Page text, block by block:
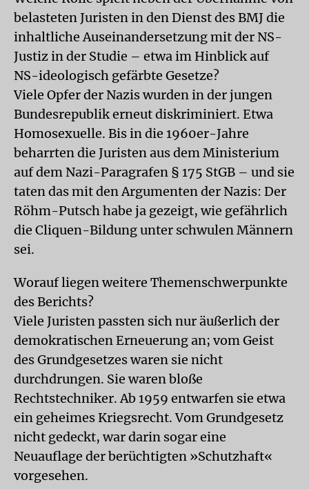
belasteten Juristen in den Dienst des BMJ die
inhaltliche Auseinandersetzung mit der NS-
Justiz in der Studie – etwa im Hinblick auf
NS-ideologisch gefärbte Gesetze?
Viele Opfer der Nazis wurden in der jungen
Bundesrepublik erneut diskriminiert. Etwa
Homosexuelle. Bis in die 1960er-Jahre
beharrten die Juristen aus dem Ministerium
auf dem Nazi-Paragrafen § 175 StGB – und sie
taten das mit den Argumenten der Nazis: Der
Röhm-Putsch habe ja gezeigt, wie gefährlich
die Cliquen-Bildung unter schwulen Männern
sei.
Worauf liegen weitere Themenschwerpunkte
des Berichts?
Viele Juristen passten sich nur äußerlich der
demokratischen Erneuerung an; vom Geist
des Grundgesetzes waren sie nicht
durchdrungen. Sie waren bloße
Rechtstechniker. Ab 1959 entwarfen sie etwa
ein geheimes Kriegsrecht. Vom Grundgesetz
nicht gedeckt, war darin sogar eine
Neuauflage der berüchtigten »Schutzhaft«
vorgesehen.